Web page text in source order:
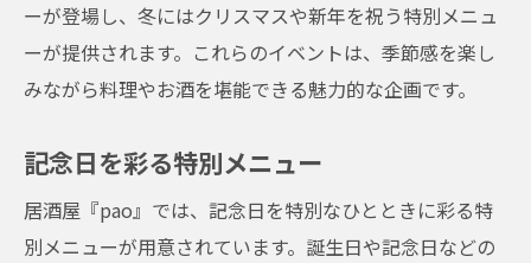
ーが登場し、冬にはクリスマスや新年を祝う特別メニュ
ーが提供されます。これらのイベントは、季節感を楽し
みながら料理やお酒を堪能できる魅力的な企画です。
記念日を彩る特別メニュー
居酒屋『pao』では、記念日を特別なひとときに彩る特
別メニューが用意されています。誕生日や記念日などの